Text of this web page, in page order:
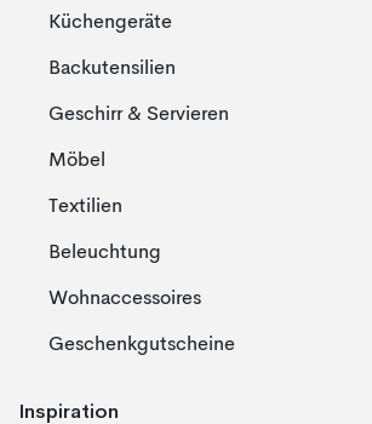
Küchengeräte
Backutensilien
Geschirr & Servieren
Möbel
Textilien
Beleuchtung
Wohnaccessoires
Geschenkgutscheine
Inspiration